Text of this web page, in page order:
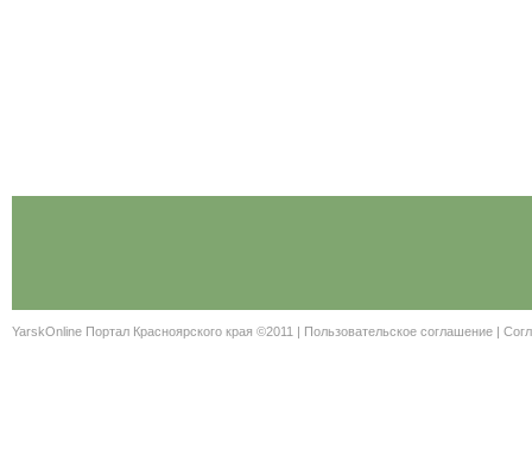
YarskOnline Портал Красноярского края ©2011 | Пользовательское соглашение |